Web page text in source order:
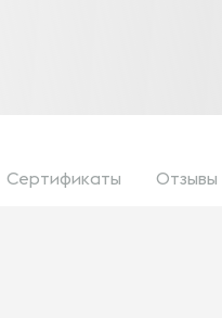
Сертификаты Отзывы